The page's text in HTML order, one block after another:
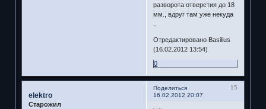
разворота отверстия до 18
мм., вдруг там уже некуда
Отредактировано Basilius
(16.02.2012 13:54)
0
Поделиться
15
16.02.2012 20:07
elektro
Старожил